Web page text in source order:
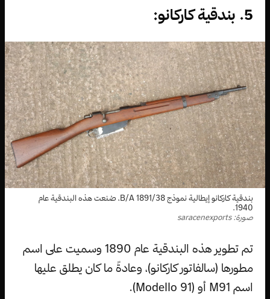
5. بندقية كاركانو:
بندقية كاركانو إيطالية نموذج 1891/38 B/A، صُنعت هذه البندقية عام
1940.
صورة: saracenexports
تم تطوير هذه البندقية عام 1890 وسميت على اسم
مطورها (سالفاتور كاركانو)، وعادةً ما كان يطلق عليها
اسم M91 أو (Modello 91).